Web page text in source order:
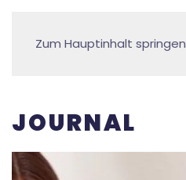
Zum Hauptinhalt springen
JOURNAL